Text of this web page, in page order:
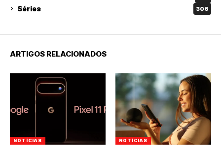
Séries 306
ARTIGOS RELACIONADOS
NOTÍCIAS NOTÍCIAS